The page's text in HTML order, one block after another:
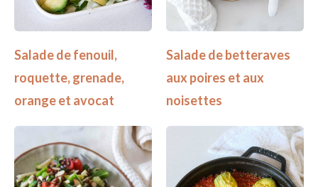
Salade de fenouil,
roquette, grenade,
orange et avocat
Salade de betteraves
aux poires et aux
noisettes